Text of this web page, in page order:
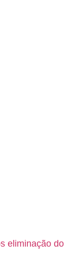
eliminação do